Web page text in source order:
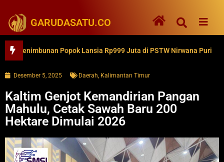
GARUDASATU.CO
Popok Lansia Rp999 Juta di PSTW Nirwana Puri
Desember 5, 2025 Daerah, Kalimantan Timur
Kaltim Genjot Kemandirian Pangan
Mahulu, Cetak Sawah Baru 200
Hektare Dimulai 2026